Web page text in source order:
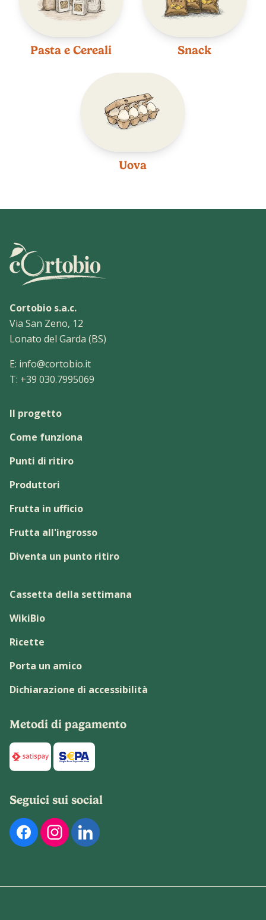
Pasta e Cereali Snack
Uova
Cortobio s.a.c.
Via San Zeno, 12
Lonato del Garda (BS)
E: info@cortobio.it
T: +39 030.7995069
Il progetto
Come funziona
Punti di ritiro
Produttori
Frutta in ufficio
Frutta all'ingrosso
Diventa un punto ritiro
Cassetta della settimana
WikiBio
Ricette
Porta un amico
Dichiarazione di accessibilità
Metodi di pagamento
Di seguito sono elencati i metodi di pagamento
Seguici sui social
Di seguito sono elencati i nostri profili social ufficiali.